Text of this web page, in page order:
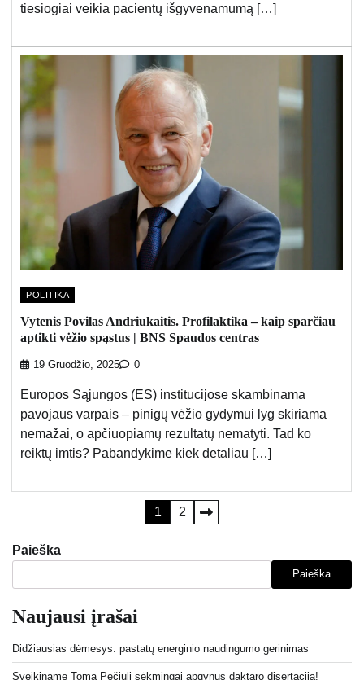
tiesiogiai veikia pacientų išgyvenamumą […]
POLITIKA
Vytenis Povilas Andriukaitis. Profilaktika – kaip sparčiau
aptikti vėžio spąstus | BNS Spaudos centras
19 Gruodžio, 2025 0
Europos Sąjungos (ES) institucijose skambinama
pavojaus varpais – pinigų vėžio gydymui lyg skiriama
nemažai, o apčiuopiamų rezultatų nematyti. Tad ko
reiktų imtis? Pabandykime kiek detaliau […]
puslapiavimas
1 2
Paieška
Paieška
Naujausi įrašai
Didžiausias dėmesys: pastatų energinio naudingumo gerinimas
Sveikiname Tomą Pečiulį sėkmingai apgynus daktaro disertaciją!